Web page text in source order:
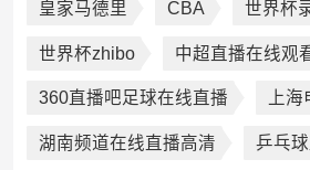
皇家马德里 CBA 世界杯
世界杯zhibo 中超直播在线观
360直播吧足球在线直播 上
湖南频道在线直播高清 乒乓